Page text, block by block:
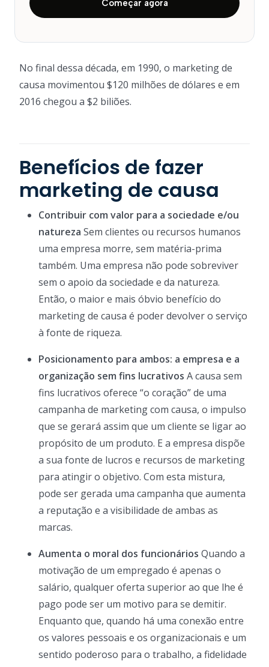
Começar agora
No final dessa década, em 1990, o marketing de
causa movimentou $120 milhões de dólares e em
2016 chegou a $2 biliões.
Benefícios de fazer
marketing de causa
Contribuir com valor para a sociedade e/ou
natureza Sem clientes ou recursos humanos
uma empresa morre, sem matéria-prima
também. Uma empresa não pode sobreviver
sem o apoio da sociedade e da natureza.
Então, o maior e mais óbvio benefício do
marketing de causa é poder devolver o serviço
à fonte de riqueza.
Posicionamento para ambos: a empresa e a
organização sem fins lucrativos A causa sem
fins lucrativos oferece “o coração” de uma
campanha de marketing com causa, o impulso
que se gerará assim que um cliente se ligar ao
propósito de um produto. E a empresa dispõe
a sua fonte de lucros e recursos de marketing
para atingir o objetivo. Com esta mistura,
pode ser gerada uma campanha que aumenta
a reputação e a visibilidade de ambas as
marcas.
Aumenta o moral dos funcionários Quando a
motivação de um empregado é apenas o
salário, qualquer oferta superior ao que lhe é
pago pode ser um motivo para se demitir.
Enquanto que, quando há uma conexão entre
os valores pessoais e os organizacionais e um
sentido poderoso para o trabalho, a fidelidade